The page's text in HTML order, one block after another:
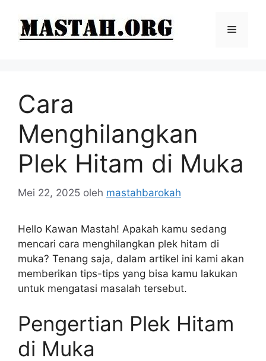
Menu
Cara
Menghilangkan
Plek Hitam di Muka
Mei 22, 2025 oleh mastahbarokah
Hello Kawan Mastah! Apakah kamu sedang
mencari cara menghilangkan plek hitam di
muka? Tenang saja, dalam artikel ini kami akan
memberikan tips-tips yang bisa kamu lakukan
untuk mengatasi masalah tersebut.
Pengertian Plek Hitam
di Muka